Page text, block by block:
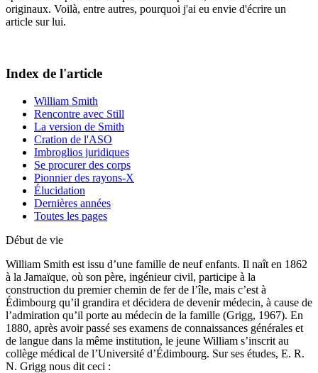
originaux. Voilà, entre autres, pourquoi j'ai eu envie d'écrire un
article sur lui.
Index de l'article
William Smith
Rencontre avec Still
La version de Smith
Cration de l'ASO
Imbroglios juridiques
Se procurer des corps
Pionnier des rayons-X
Élucidation
Dernières années
Toutes les pages
Début de vie
William Smith est issu d’une famille de neuf enfants. Il naît en 1862
à la Jamaïque, où son père, ingénieur civil, participe à la
construction du premier chemin de fer de l’île, mais c’est à
Édimbourg qu’il grandira et décidera de devenir médecin, à cause de
l’admiration qu’il porte au médecin de la famille (Grigg, 1967). En
1880, après avoir passé ses examens de connaissances générales et
de langue dans la même institution, le jeune William s’inscrit au
collège médical de l’Université d’Édimbourg. Sur ses études, E. R.
N. Grigg nous dit ceci :